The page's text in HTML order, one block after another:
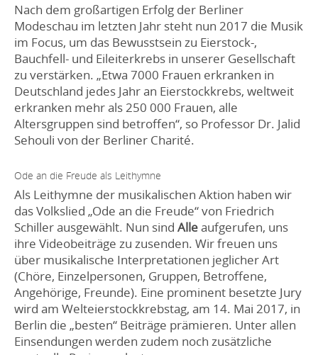
Nach dem großartigen Erfolg der Berliner
Modeschau im letzten Jahr steht nun 2017 die Musik
im Focus, um das Bewusstsein zu Eierstock-,
Bauchfell- und Eileiterkrebs in unserer Gesellschaft
zu verstärken. „Etwa 7000 Frauen erkranken in
Deutschland jedes Jahr an Eierstockkrebs, weltweit
erkranken mehr als 250 000 Frauen, alle
Altersgruppen sind betroffen“, so Professor Dr. Jalid
Sehouli von der Berliner Charité.
Ode an die Freude als Leithymne
Als Leithymne der musikalischen Aktion haben wir
das Volkslied „Ode an die Freude“ von Friedrich
Schiller ausgewählt. Nun sind Alleaufgerufen, uns
ihre Videobeiträge zu zusenden. Wir freuen uns
über musikalische Interpretationen jeglicher Art
(Chöre, Einzelpersonen, Gruppen, Betroffene,
Angehörige, Freunde). Eine prominent besetzte Jury
wird am Welteierstockkrebstag, am 14. Mai 2017, in
Berlin die „besten“ Beiträge prämieren. Unter allen
Einsendungen werden zudem noch zusätzliche